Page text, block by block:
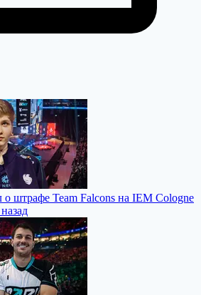
о штрафе Team Falcons на IEM Cologne